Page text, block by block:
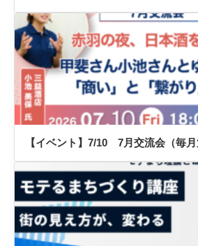
【イベント】7/10 7月交流会（毎月